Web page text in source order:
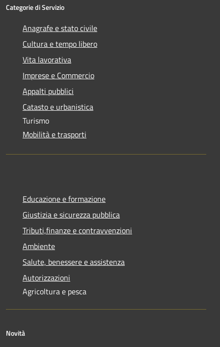
Categorie di Servizio
Anagrafe e stato civile
Cultura e tempo libero
Vita lavorativa
Imprese e Commercio
Appalti pubblici
Catasto e urbanistica
Turismo
Mobilità e trasporti
Educazione e formazione
Giustizia e sicurezza pubblica
Tributi,finanze e contravvenzioni
Ambiente
Salute, benessere e assistenza
Autorizzazioni
Agricoltura e pesca
Novità